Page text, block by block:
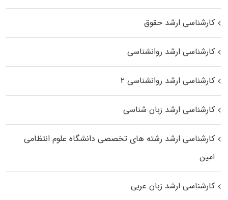
کارشناسی ارشد حقوق
کارشناسی ارشد روانشناسی
کارشناسی ارشد روانشناسی ۲
کارشناسی ارشد زبان شناسی
کارشناسی ارشد رﺷﺘﻪ ﻫﺎی تخصصی داﻧﺸﮕﺎه ﻋﻠﻮم انتظامی
اﻣﻴﻦ
کارشناسی ارشد زبان عربی